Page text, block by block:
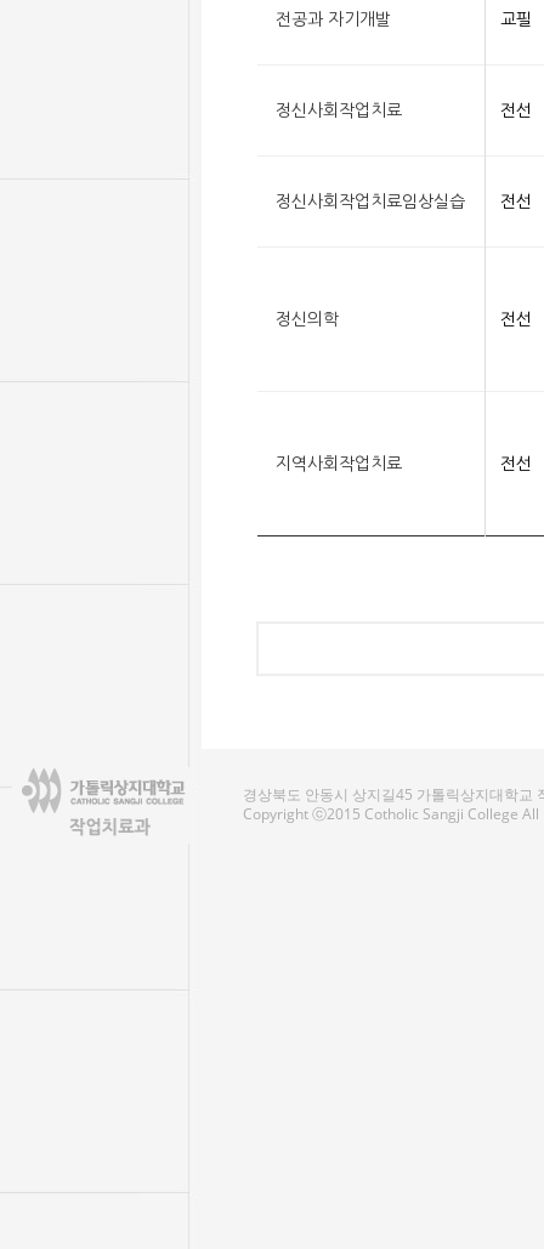
전공과 자기개발 교필
정신사회작업치료 전선
정신사회작업치료임상실습 전선
정신의학 전선
지역사회작업치료 전선
경상북도 안동시 상지길45 가톨릭상지대학교
Copyright ⓒ2015 Cotholic Sangji College